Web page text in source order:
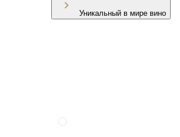
Уникальный в мире вино